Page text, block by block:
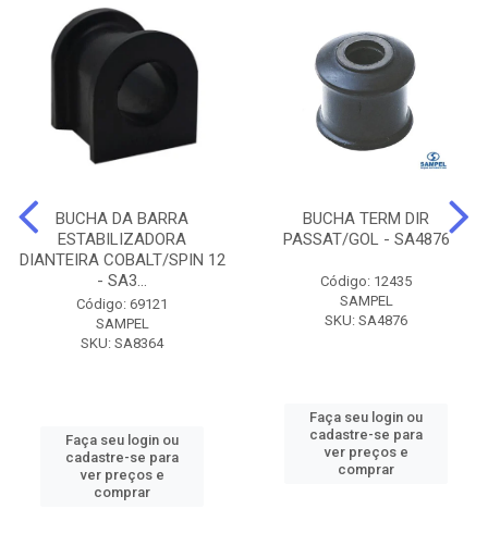
BUCHA DA BARRA
ESTABILIZADORA
DIANTEIRA COBALT/SPIN 12
- SA3...
Código: 69121
SAMPEL
SKU: SA8364
Faça seu login ou
cadastre-se para
ver preços e
comprar
BUCHA TERM DIR
PASSAT/GOL - SA4876
Código: 12435
SAMPEL
SKU: SA4876
Faça seu login ou
cadastre-se para
ver preços e
comprar